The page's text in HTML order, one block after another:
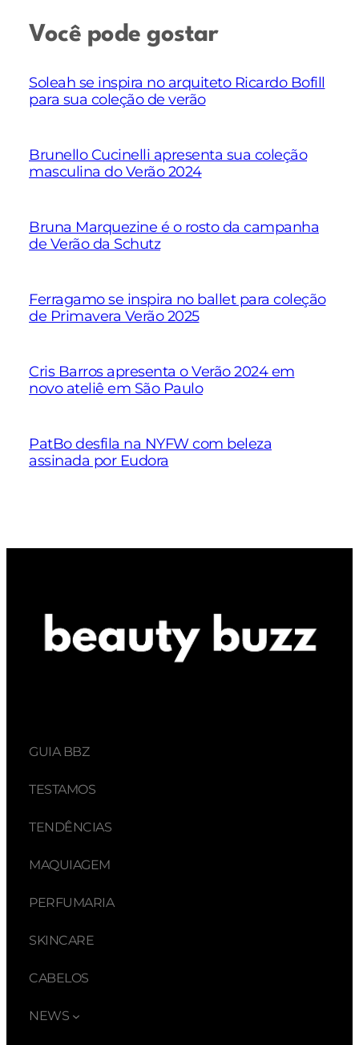
Você pode gostar
Soleah se inspira no arquiteto Ricardo Bofill
para sua coleção de verão
Brunello Cucinelli apresenta sua coleção
masculina do Verão 2024
Bruna Marquezine é o rosto da campanha
de Verão da Schutz
Ferragamo se inspira no ballet para coleção
de Primavera Verão 2025
Cris Barros apresenta o Verão 2024 em
novo ateliê em São Paulo
PatBo desfila na NYFW com beleza
assinada por Eudora
GUIA BBZ
TESTAMOS
TENDÊNCIAS
MAQUIAGEM
PERFUMARIA
SKINCARE
CABELOS
NEWS